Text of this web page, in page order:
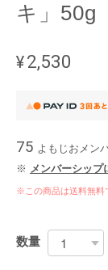
キ」50g
¥2,530
75 よもじおメン
※ メンバーシップ
※この商品は送料無料
数量